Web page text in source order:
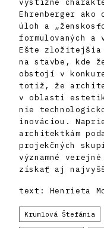
výstižne
Ehrenberger ako
úloh a
formulovaných a
Ešte
na stavbe, kde
obstojí v
totiž, že
v oblasti
nie
inováciou.
architektkám
projekčných
významné
získať aj
text: Henrieta
Krumlová Štefánia